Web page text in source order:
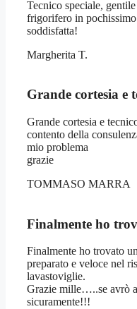
Tecnico speciale,
frigorifero in
soddisfatta!
Margherita T.
Grande cortesia e
Grande cortesia e
contento della
mio problema
grazie
TOMMASO MARRA
Finalmente ho
Finalmente ho trovato
preparato e veloce nel
lavastoviglie.
Grazie mille…..se avrò
sicuramente!!!